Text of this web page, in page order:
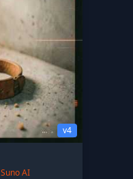
v4
Suno AI